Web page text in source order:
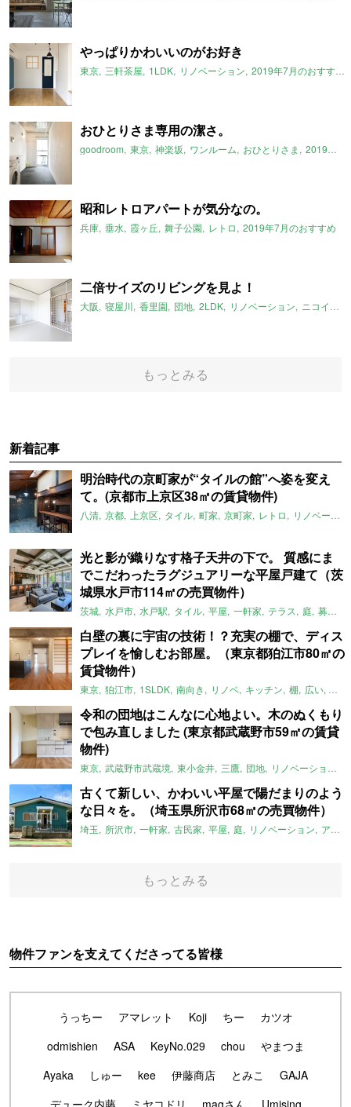
やっぱりかわいいのがお好き
東京 三軒茶屋 1LDK リノベーション 2019年7月のおすすめ
おひとりさま専用の潔さ。
goodroom 東京 神楽坂 ワンルーム おひとりさま 2019年7月のおすすめ
昭和レトロアパートが気分なの。
兵庫 垂水 霞ヶ丘 舞子公園 レトロ 2019年7月のおすすめ
二倍サイズのリビングを見よ！
大阪 寝屋川 香里園 団地 2LDK リノベーション ニコイチ
もっとみる
新着記事
明治時代の京町家が“タイルの館”へ姿を変え
て。(京都市上京区38㎡の賃貸物件)
八清 京都 上京区 タイル 町家 京町家 レトロ リノベーション
光と影が織りなす格子天井の下で。 質感にま
でこだわったラグジュアリーな平屋戸建て（茨
城県水戸市114㎡の売買物件）
茨城 水戸市 水戸駅 タイル 平屋 一軒家 テラス 庭 募集中
白壁の裏に宇宙の技術！？充実の棚で、ディス
プレイを愉しむお部屋。（東京都狛江市80㎡の
賃貸物件）
東京 狛江市 1SLDK 南向き リノベ キッチン 棚 広い ガイ
令和の団地はこんなに心地よい。木のぬくもり
で包み直しました (東京都武蔵野市59㎡の賃貸
物件)
東京 武蔵野市武蔵境 東小金井 三鷹 団地 リノベーション
古くて新しい、かわいい平屋で陽だまりのよう
な日々を。（埼玉県所沢市68㎡の売買物件）
埼玉 所沢市 一軒家 古民家 平屋 庭 リノベーション アメリカンハウス
もっとみる
物件ファンを支えてくださってる皆様
うっちー アマレット Koji ちー
カツオ
odmishien
ASA KeyNo.029 chou
やまつま
Ayaka
しゅー kee 伊藤商店 とみこ
GAJA
デューク内藤
ミヤコドリ magさん
Umising